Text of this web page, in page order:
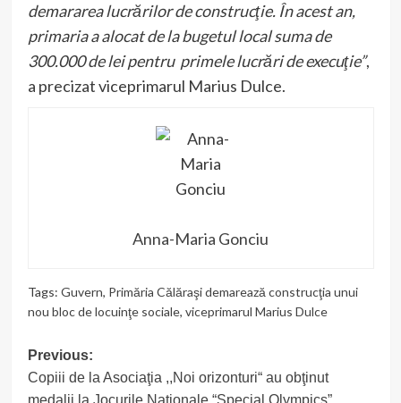
demararea lucrărilor de construcţie. În acest an,
primaria a alocat de la bugetul local suma de
300.000 de lei pentru primele lucrări de execuţie”,
a precizat viceprimarul Marius Dulce.
Anna-Maria Gonciu
Tags: Guvern, Primăria Călăraşi demarează construcţia unui
nou bloc de locuinţe sociale, viceprimarul Marius Dulce
Post
navigation
Previous:
Copiii de la Asociaţia ,,Noi orizonturi“ au obţinut